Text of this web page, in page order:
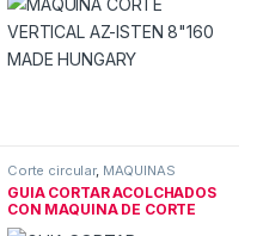
Corte circular, MAQUINAS
CORTE TEXTIL
GUIA CORTAR ACOLCHADOS
CON MAQUINA DE CORTE
MANUAL